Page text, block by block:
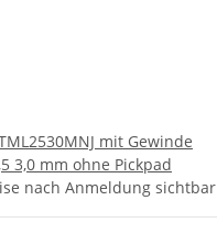
mit Gewinde
3,0 mm ohne Pickpad
nach Anmeldung sichtbar